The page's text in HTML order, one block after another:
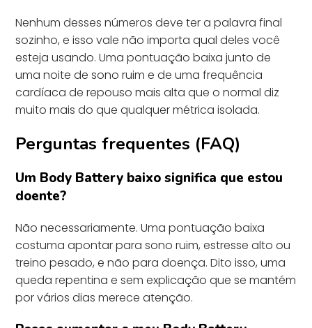
Nenhum desses números deve ter a palavra final
sozinho, e isso vale não importa qual deles você
esteja usando. Uma pontuação baixa junto de
uma noite de sono ruim e de uma frequência
cardíaca de repouso mais alta que o normal diz
muito mais do que qualquer métrica isolada.
Perguntas frequentes (FAQ)
Um Body Battery baixo significa que estou
doente?
Não necessariamente. Uma pontuação baixa
costuma apontar para sono ruim, estresse alto ou
treino pesado, e não para doença. Dito isso, uma
queda repentina e sem explicação que se mantém
por vários dias merece atenção.